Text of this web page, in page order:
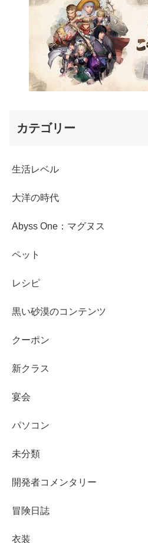
カテゴリー
生活レベル
大洋の時代
Abyss One：マグヌス
ペット
レシピ
黒い砂漠のコンテンツ
クーポン
新クラス
宴会
パソコン
未分類
開発者コメンタリー
冒険日誌
衣装